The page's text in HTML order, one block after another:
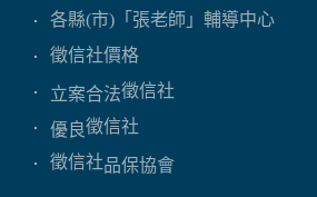
各縣(市)「張老師」輔導中心
徵信社價格
立案合法徵信社
優良徵信社
徵信社品保協會